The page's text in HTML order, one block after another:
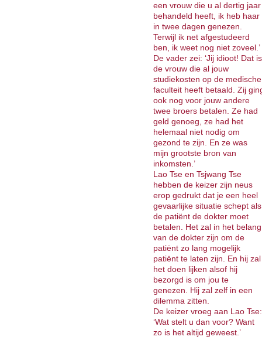
een vrouw die u al dertig jaar
behandeld heeft, ik heb haar
in twee dagen genezen.
Terwijl ik net afgestudeerd
ben, ik weet nog niet zoveel.’
De vader zei: ‘Jij idioot! Dat is
de vrouw die al jouw
studiekosten op de medische
faculteit heeft betaald. Zij
ook nog voor jouw andere
twee broers betalen. Ze had
geld genoeg, ze had het
helemaal niet nodig om
gezond te zijn. En ze was
mijn grootste bron van
inkomsten.’
Lao Tse en Tsjwang Tse
hebben de keizer zijn neus
erop gedrukt dat je een heel
gevaarlijke situatie schept als
de patiënt de dokter moet
betalen. Het zal in het belang
van de dokter zijn om de
patiënt zo lang mogelijk
patiënt te laten zijn. En hij zal
het doen lijken alsof hij
bezorgd is om jou te
genezen. Hij zal zelf in een
dilemma zitten.
De keizer vroeg aan Lao Tse:
‘Wat stelt u dan voor? Want
zo is het altijd geweest.’